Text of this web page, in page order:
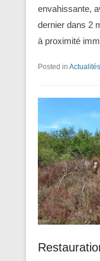
envahissante,
dernier dans 2
à proximité
Posted in Actualités